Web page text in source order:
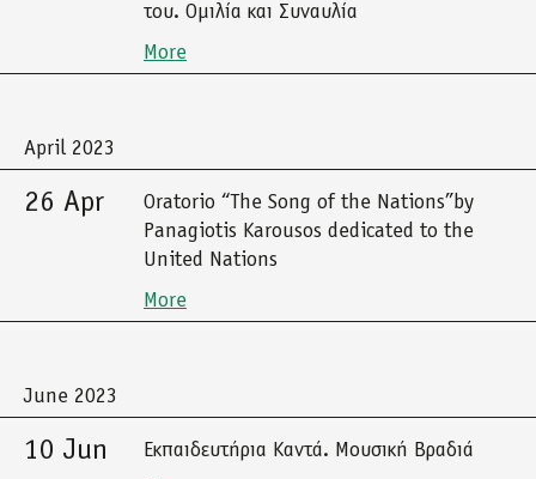
του. Ομιλία και Συναυλία
More
April 2023
26 Apr
Oratorio “The Song of the Nations”by
Panagiotis Karousos dedicated to the
United Nations
More
June 2023
10 Jun
Εκπαιδευτήρια Καντά. Μουσική Βραδιά